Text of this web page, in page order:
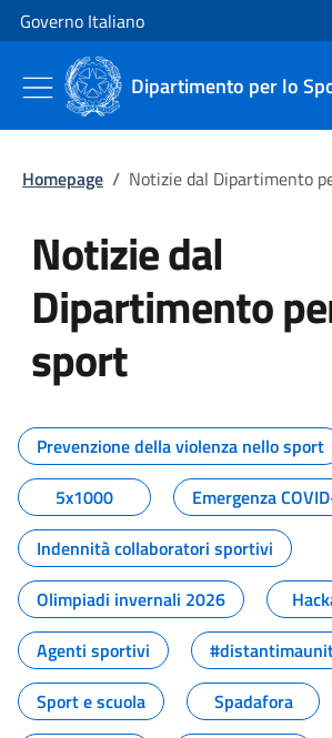
Vai al contenuto
Vai alla navigazione del sito
Governo Italiano
Dipartimento per lo
Homepage / Notizie dal Dipartimento
Notizie dal
Dipartimento
sport
Tutti i contenuti
Prevenzione della violenza nello sport
5x1000
Emergenza
Indennità collaboratori sportivi
Olimpiadi invernali 2026
Agenti sportivi
Sport e scuola
Spadafora